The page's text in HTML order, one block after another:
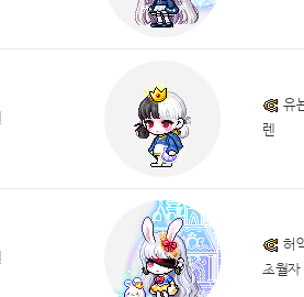
유
렌
허
초월자